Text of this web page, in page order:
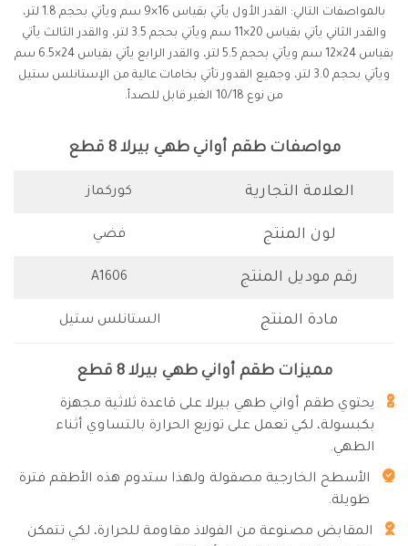
بالمواصفات التالي: القدر الأول يأتي بقياس 16×9 سم ويأتي بحجم 1.8 لتر،
والقدر الثاني يأتي بقياس 20×11 سم ويأتي بحجم 3.5 لتر، والقدر الثالث يأتي
بقياس 24×12 سم ويأتي بحجم 5.5 لتر، والقدر الرابع يأتي بقياس 24×6.5 سم
ويأتي بحجم 3.0 لتر، وجميع القدور تأتي بخامات عالية من الإستانلس ستيل
من نوع 10/18 الغير قابل للصدأ.
مواصفات طقم أواني طهي بيرلا 8 قطع
العلامة التجارية كوركماز
لون المنتج فضي
رقم موديل المنتج A1606
مادة المنتج الستانلس ستيل
مميزات طقم أواني طهي بيرلا 8 قطع
يحتوي طقم أواني طهي بيرلا على قاعدة ثلاثية مجهزة
بكبسولة، لكي تعمل على توزيع الحرارة بالتساوي أثناء
الطهي.
الأسطح الخارجية مصقولة ولهذا ستدوم هذه الأطقم فترة
طويلة.
المقابض مصنوعة من الفولاذ مقاومة للحرارة، لكي تتمكن